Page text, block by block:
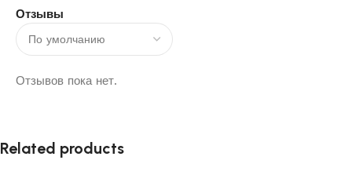
Отзывы
Отзывов пока нет.
Related products